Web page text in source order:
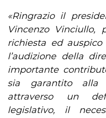
«Ringrazio il
Vincenzo Vinciullo,
richiesta ed auspico
l’audizione della
importante
sia garantito alla
attraverso un
legislativo, il